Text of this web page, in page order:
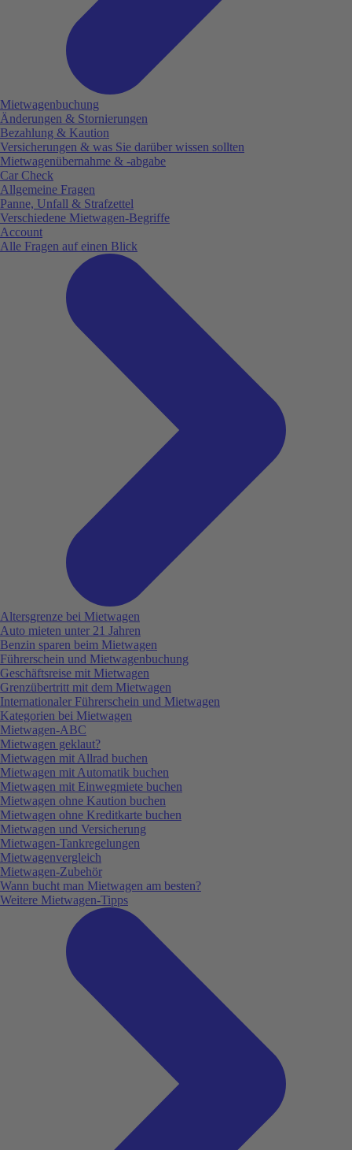
Mietwagenbuchung
Änderungen & Stornierungen
Bezahlung & Kaution
Versicherungen & was Sie darüber wissen sollten
Mietwagenübernahme & -abgabe
Car Check
Allgemeine Fragen
Panne, Unfall & Strafzettel
Verschiedene Mietwagen-Begriffe
Account
Alle Fragen auf einen Blick
Altersgrenze bei Mietwagen
Auto mieten unter 21 Jahren
Benzin sparen beim Mietwagen
Führerschein und Mietwagenbuchung
Geschäftsreise mit Mietwagen
Grenzübertritt mit dem Mietwagen
Internationaler Führerschein und Mietwagen
Kategorien bei Mietwagen
Mietwagen-ABC
Mietwagen geklaut?
Mietwagen mit Allrad buchen
Mietwagen mit Automatik buchen
Mietwagen mit Einwegmiete buchen
Mietwagen ohne Kaution buchen
Mietwagen ohne Kreditkarte buchen
Mietwagen und Versicherung
Mietwagen-Tankregelungen
Mietwagenvergleich
Mietwagen-Zubehör
Wann bucht man Mietwagen am besten?
Weitere Mietwagen-Tipps